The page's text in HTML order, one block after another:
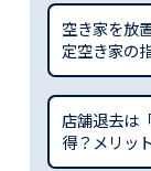
空き家を放
定空き家の
店舗退去は
得？メリッ